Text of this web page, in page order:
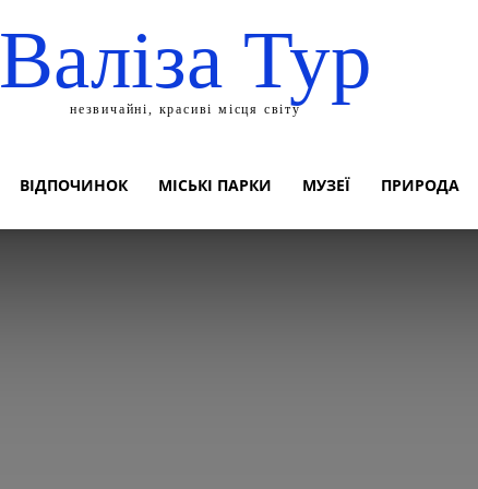
Валіза Тур
незвичайні, красиві місця світу
ВІДПОЧИНОК МІСЬКІ ПАРКИ МУЗЕЇ ПРИРОДА